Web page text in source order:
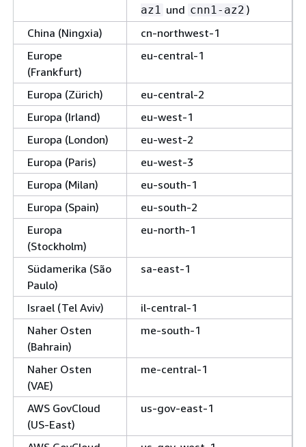
az1 und cnn1-az2 )
China (Ningxia)
cn-northwest-1
Europe
(Frankfurt)
eu-central-1
Europa (Zürich)
eu-central-2
Europa (Irland)
eu-west-1
Europa (London)
eu-west-2
Europa (Paris)
eu-west-3
Europa (Milan)
eu-south-1
Europa (Spain)
eu-south-2
Europa
(Stockholm)
eu-north-1
Südamerika (São
Paulo)
sa-east-1
Israel (Tel Aviv)
il-central-1
Naher Osten
(Bahrain)
me-south-1
Naher Osten
(VAE)
me-central-1
AWS GovCloud
(US-East)
us-gov-east-1